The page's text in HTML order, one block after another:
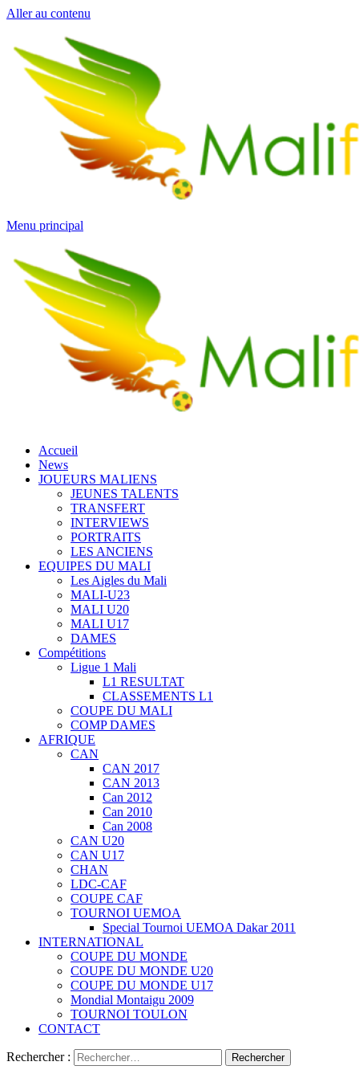
Aller au contenu
Menu principal
Accueil
News
JOUEURS MALIENS
JEUNES TALENTS
TRANSFERT
INTERVIEWS
PORTRAITS
LES ANCIENS
EQUIPES DU MALI
Les Aigles du Mali
MALI-U23
MALI U20
MALI U17
DAMES
Compétitions
Ligue 1 Mali
L1 RESULTAT
CLASSEMENTS L1
COUPE DU MALI
COMP DAMES
AFRIQUE
CAN
CAN 2017
CAN 2013
Can 2012
Can 2010
Can 2008
CAN U20
CAN U17
CHAN
LDC-CAF
COUPE CAF
TOURNOI UEMOA
Special Tournoi UEMOA Dakar 2011
INTERNATIONAL
COUPE DU MONDE
COUPE DU MONDE U20
COUPE DU MONDE U17
Mondial Montaigu 2009
TOURNOI TOULON
CONTACT
Rechercher :